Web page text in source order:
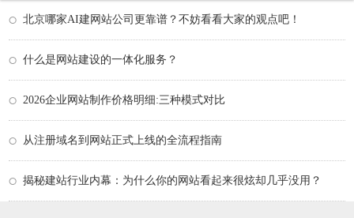
北京哪家AI建网站公司更靠谱？不妨看看大家的观点吧！
什么是网站建设的一体化服务？
2026企业网站制作价格明细:三种模式对比
从注册域名到网站正式上线的全流程指南
揭秘建站行业内幕：为什么你的网站看起来很炫却几乎没用？